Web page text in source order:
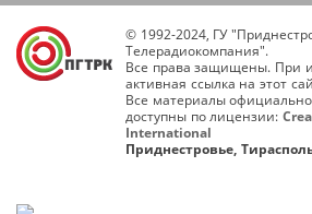
© 1992-2024, ГУ
Телерадиокомпания".
Все права защищены. При
активная ссылка на этот
Все материалы
доступны по лицензии:
International
Приднестровье,